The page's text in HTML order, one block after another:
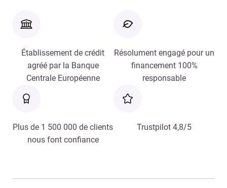
Établissement de crédit
agréé par la Banque
Centrale Européenne
Résolument engagé pour un
financement 100%
responsable
Plus de 1 500 000 de clients
nous font confiance
Trustpilot 4,8/5